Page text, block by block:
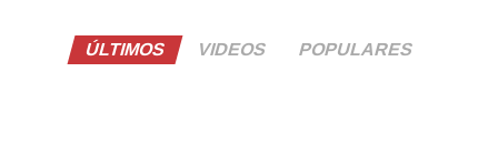
ÚLTIMOS VIDEOS POPULARES